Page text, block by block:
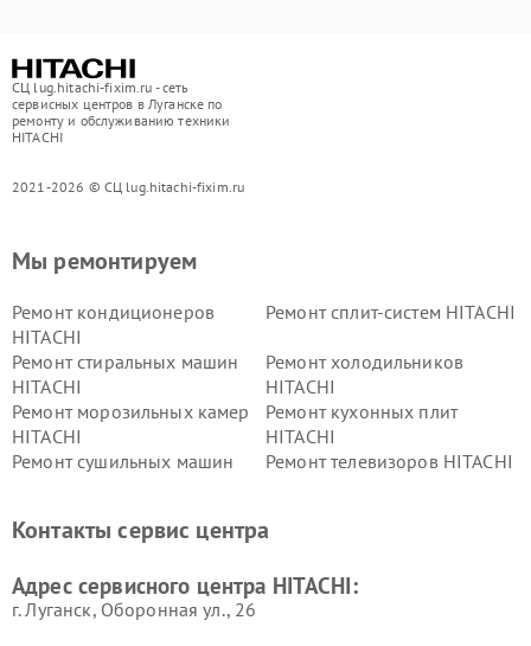
СЦ lug.hitachi-fixim.ru - сеть
сервисных центров в Луганске по
ремонту и обслуживанию техники
HITACHI
2021-2026 © СЦ lug.hitachi-fixim.ru
Мы ремонтируем
Ремонт кондиционеров
HITACHI
Ремонт сплит-систем HITACHI
Ремонт стиральных машин
HITACHI
Ремонт холодильников
HITACHI
Ремонт морозильных камер
HITACHI
Ремонт кухонных плит
HITACHI
Ремонт сушильных машин
Ремонт телевизоров HITACHI
данных HITACHI
HITACHI
HITACHI
HITACHI
Контакты сервис центра
Адрес сервисного центра HITACHI:
г. Луганск, Оборонная ул., 26